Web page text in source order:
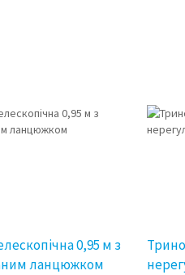
0,95 м з
ланцюжком